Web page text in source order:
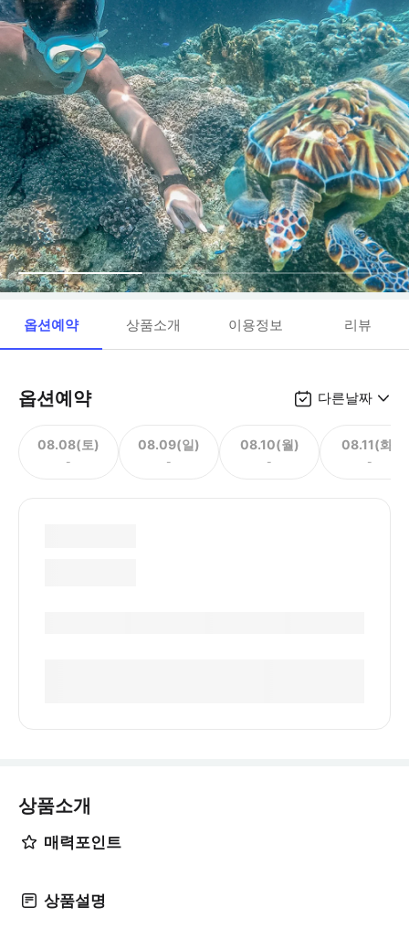
옵션예약 상품소개 이용정보 리뷰
옵션예약 다른날짜
08.08(토)
-
08.09(일)
-
08.10(월)
-
08.11(화)
-
상품소개
매력포인트
상품설명